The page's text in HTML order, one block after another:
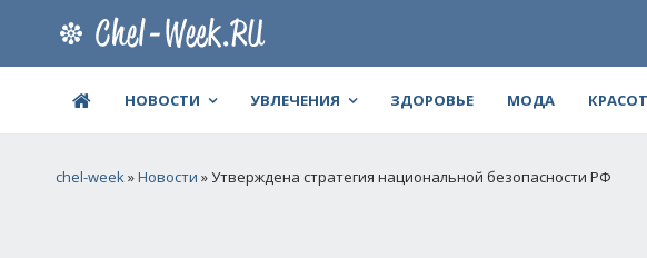
НОВОСТИ УВЛЕЧЕНИЯ ЗДОРОВЬЕ МОДА
chel-week»Новости » Утверждена стратегия национальной безопасности РФ